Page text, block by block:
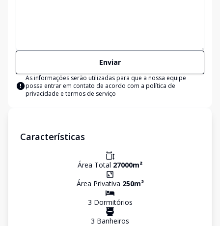
Enviar
As informações serão utilizadas para que a nossa equipe
possa entrar em contato de acordo com a política de
privacidade e termos de serviço
Características
Área Total 27000m²
Área Privativa 250m²
3 Dormitórios
3 Banheiros